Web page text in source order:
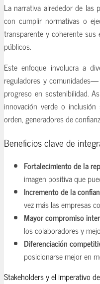
La narrativa alrededor de las
con cumplir normativas o
transparente y coherente sus
públicos.
Este enfoque involucra a
reguladores y
progreso en sostenibilidad.
innovación verde o
orden, generadores de
Beneficios clave de
Fortalecimiento de la
imagen positiva que
Incremento de la
vez más las empresas
Mayor compromiso
los colaboradores y
Diferenciación
posicionarse mejor en
Stakeholders y el imperativo